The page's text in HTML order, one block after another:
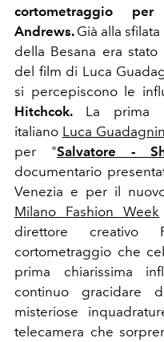
cortometraggio
Andrews. Già alla
della Besana era
del film di Luca
si percepiscono le
Hitchcok. La prima
italiano Luca
per "Salvatore -
documentario
Venezia e per il
Milano Fashion Week
direttore
cortometraggio che
prima chiarissima
continuo gracidare
misteriose
telecamera che